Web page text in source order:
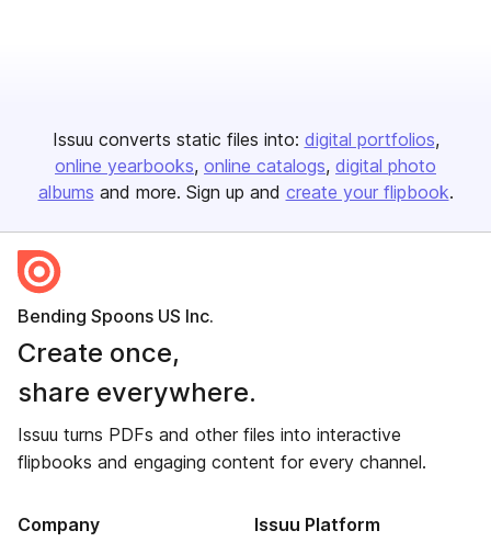
Issuu converts static files into: digital portfolios
online yearbooks online catalogs digital photo
albums and more. Sign up and create your flipbook.
Bending Spoons US Inc.
Create once,
share everywhere.
Issuu turns PDFs and other files into interactive
flipbooks and engaging content for every channel.
Company Issuu Platform